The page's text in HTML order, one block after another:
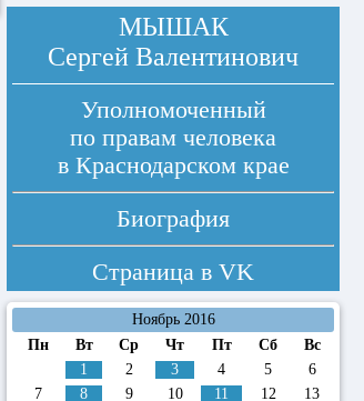
МЫШАК
Сергей Валентинович
Уполномоченный
по правам человека
в Краснодарском крае
Биография
Страница в VK
Ноябрь 2016
Пн
Вт Ср Чт Пт Сб
Вс
1
2 3 4 5
6
7
8 9 10 11 12 13